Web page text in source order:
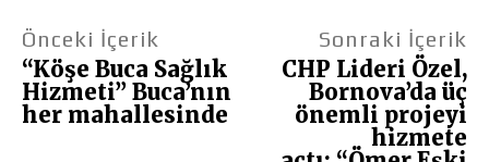
Önceki İçerik
“Köşe Buca Sağlık
Hizmeti” Buca’nın
her mahallesinde
Sonraki İçerik
CHP Lideri Özel,
Bornova’da üç
önemli projeyi
hizmete